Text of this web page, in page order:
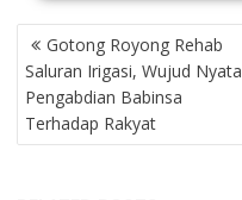
P
O
S
T
N
Gotong Royong Rehab
Saluran Irigasi, Wujud Nyata
Pengabdian Babinsa
Terhadap Rakyat